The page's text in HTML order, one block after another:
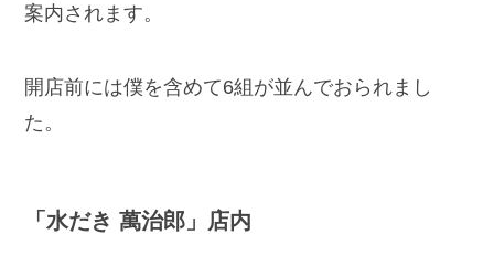
案内されます。
開店前には僕を含めて6組が並んでおられまし
た。
「水だき 萬治郎」店内